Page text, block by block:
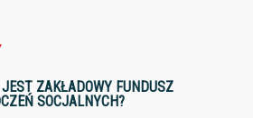
JEST ZAKŁADOWY FUNDUSZ
SOCJALNYCH?